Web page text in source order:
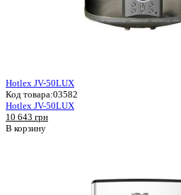
Hotlex JV-50LUX
Код товара:03582
Hotlex JV-50LUX
10 643 грн
В корзину